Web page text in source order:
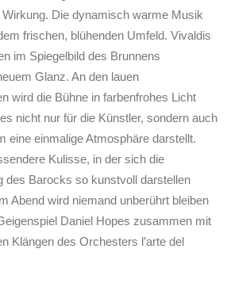
Die dynamisch warme Musik
frischen, blühenden Umfeld. Vivaldis
im Spiegelbild des Brunnens
Glanz. An den lauen
wird die Bühne in farbenfrohes Licht
nicht nur für die Künstler, sondern auch
eine einmalige Atmosphäre darstellt.
Kulisse, in der sich die
des Barocks so kunstvoll darstellen
Abend wird niemand unberührt bleiben
Daniel Hopes zusammen mit
Klängen des Orchesters l’arte del